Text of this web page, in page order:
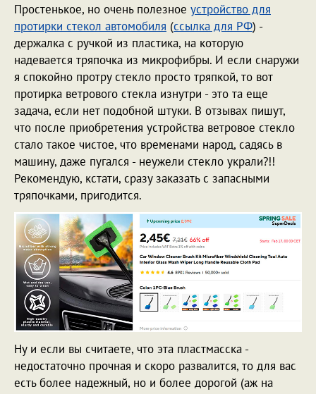
Простенькое, но очень полезное устройство для
протирки стекол автомобиля (ссылка для РФ) -
держалка с ручкой из пластика, на которую
надевается тряпочка из микрофибры. И если снаружи
я спокойно протру стекло просто тряпкой, то вот
протирка ветрового стекла изнутри - это та еще
задача, если нет подобной штуки. В отзывах пишут,
что после приобретения устройства ветровое стекло
стало такое чистое, что временами народ, садясь в
машину, даже пугался - неужели стекло украли?!!
Рекомендую, кстати, сразу заказать с запасными
тряпочками, пригодится.
Ну и если вы считаете, что эта пластмасска -
недостаточно прочная и скоро развалится, то для вас
есть более надежный, но и более дорогой (аж на